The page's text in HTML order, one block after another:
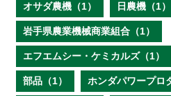
オサダ農機（1） 日農機（1）
岩手県農業機械商業組合（1）
エフエムシー・ケミカルズ（1）
部品（1） ホンダパワープロ